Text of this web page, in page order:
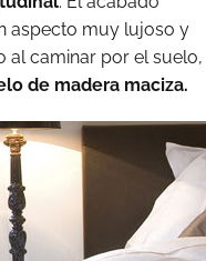
aspecto muy lujoso y
al caminar por el suelo,
de madera maciza.